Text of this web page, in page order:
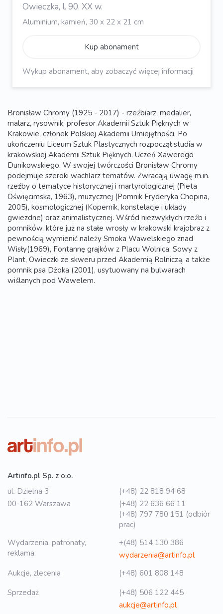
Owieczka, l. 90. XX w.
Aluminium, kamień, 30 x 22 x 21 cm
Kup abonament
Wykup abonament, aby zobaczyć więcej informacji
Bronisław Chromy (1925 - 2017) - rzeźbiarz, medalier,
malarz, rysownik, profesor Akademii Sztuk Pięknych w
Krakowie, członek Polskiej Akademii Umiejętności. Po
ukończeniu Liceum Sztuk Plastycznych rozpoczął studia w
krakowskiej Akademii Sztuk Pięknych. Uczeń Xawerego
Dunikowskiego. W swojej twórczości Bronisław Chromy
podejmuje szeroki wachlarz tematów. Zwracają uwagę m.in.
rzeźby o tematyce historycznej i martyrologicznej (Pieta
Oświęcimska, 1963), muzycznej (Pomnik Fryderyka Chopina,
2005), kosmologicznej (Kopernik, konstelacje i układy
gwiezdne) oraz animalistycznej. Wśród niezwykłych rzeźb i
pomników, które już na stałe wrosły w krakowski krajobraz z
pewnością wymienić należy Smoka Wawelskiego znad
Wisły(1969), Fontannę grajków z Placu Wolnica, Sowy z
Plant, Owieczki ze skweru przed Akademią Rolniczą, a także
pomnik psa Dżoka (2001), usytuowany na bulwarach
wiślanych pod Wawelem.
Artinfo.pl Sp. z o.o.
ul. Dzielna 3
00-162 Warszawa
(+48) 22 818 94 68
(+48) 22 636 66 11
(+48) 797 780 151 (odbiór
prac)
Wydarzenia, patronaty,
reklama
+(48) 514 130 386
wydarzenia@artinfo.pl
Aukcje, zlecenia
(+48) 601 808 148
Sprzedaż
(+48) 506 122 445
aukcje@artinfo.pl